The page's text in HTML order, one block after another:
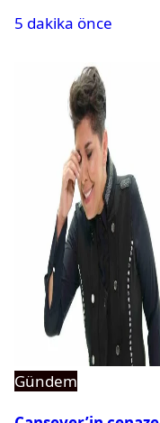
5 dakika önce
Gündem